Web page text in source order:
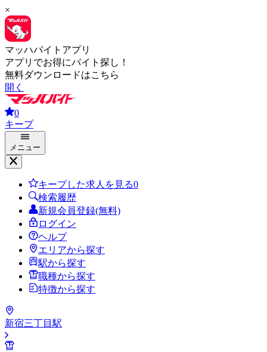
×
マッハバイトアプリ
アプリでお得にバイト探し！
無料ダウンロードはこちら
開く
0
キープ
メニュー
キープした求人を見る0
検索履歴
新規会員登録(無料)
ログイン
ヘルプ
エリアから探す
駅から探す
職種から探す
特徴から探す
新宿三丁目駅